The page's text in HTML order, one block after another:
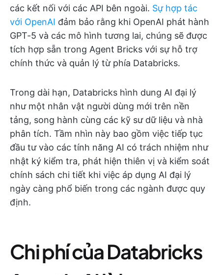
các kết nối với các API bên ngoài. Sự hợp tác
với OpenAI đảm bảo rằng khi OpenAI phát hành
GPT-5 và các mô hình tương lai, chúng sẽ được
tích hợp sẵn trong Agent Bricks với sự hỗ trợ
chính thức và quản lý từ phía Databricks.
Trong dài hạn, Databricks hình dung AI đại lý
như một nhân vật người dùng mới trên nền
tảng, song hành cùng các kỹ sư dữ liệu và nhà
phân tích. Tầm nhìn này bao gồm việc tiếp tục
đầu tư vào các tính năng AI có trách nhiệm như
nhật ký kiểm tra, phát hiện thiên vị và kiểm soát
chính sách chi tiết khi việc áp dụng AI đại lý
ngày càng phổ biến trong các ngành được quy
định.
Chi phí của Databricks